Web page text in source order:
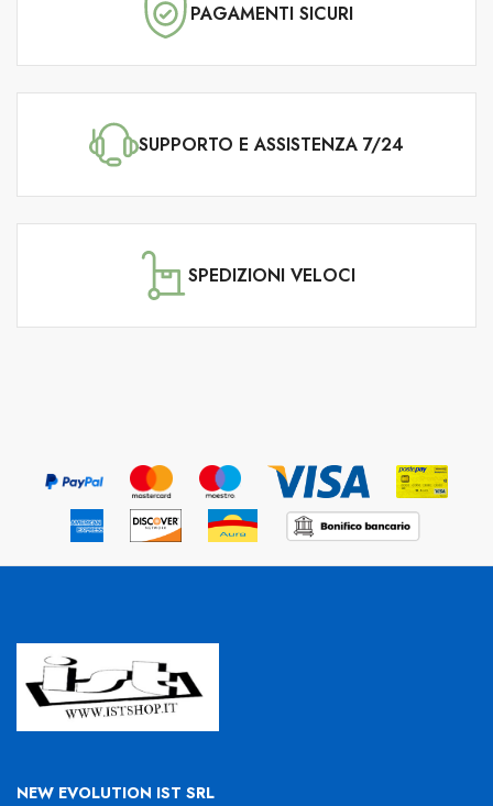
PAGAMENTI SICURI
SUPPORTO E ASSISTENZA 7/24
SPEDIZIONI VELOCI
NEW EVOLUTION IST SRL